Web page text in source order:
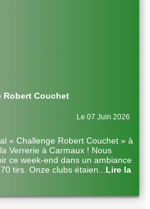
Robert Couchet
Le 07 Juin 2026
« Challenge Robert Couchet » à
Verrerie à Carmaux ! Nous
ce week-end dans un ambiance
tirs. Onze clubs étaien
Lire la